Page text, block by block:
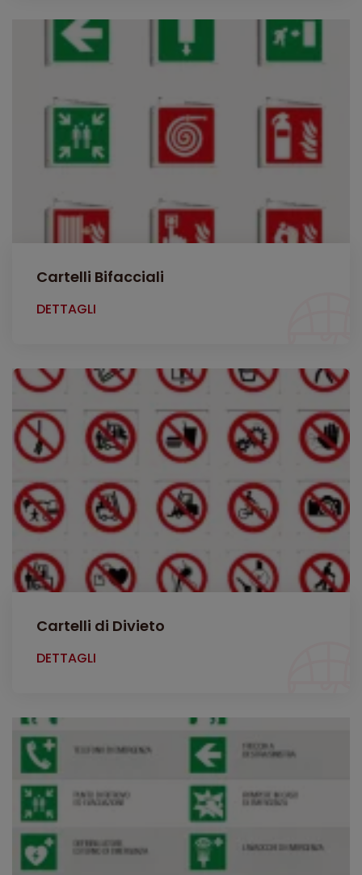
Cartelli Bifacciali
DETTAGLI
Cartelli di Divieto
DETTAGLI